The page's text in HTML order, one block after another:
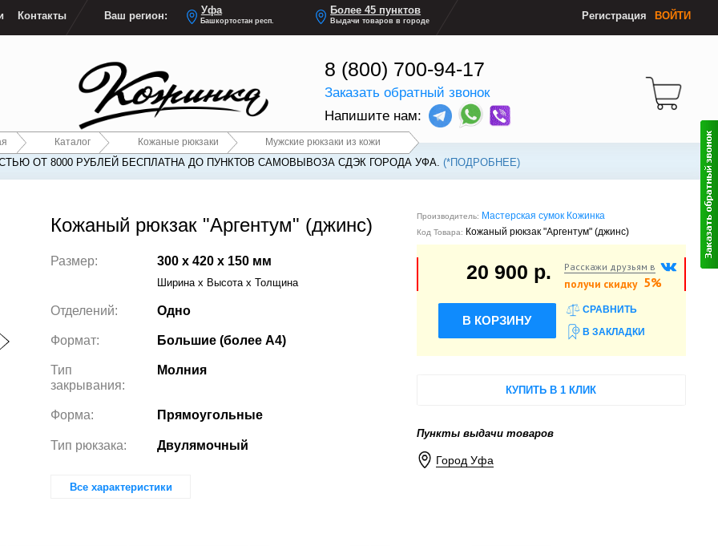
Контакты Ваш регион: Уфа
Башкортостан респ.
Более 45 пунктов
Выдачи товаров в городе Регистрация ВОЙТИ
8 (800) 700-94-17
Заказать обратный звонок
Напишите нам:
Каталог Кожаные рюкзаки Мужские рюкзаки из кожи
ОТ 8000 РУБЛЕЙ БЕСПЛАТНА ДО ПУНКТОВ САМОВЫВОЗА СДЭК ГОРОДА УФА. (*ПОДРОБНЕЕ)
Кожаный рюкзак "Аргентум" (джинс)
Размер: 300 x 420 x 150 мм
Ширина x Высота x Толщина
Отделений: Одно
Формат: Большие (более А4)
Тип
закрывания:
Молния
Форма: Прямоугольные
Тип рюкзака: Двулямочный
Все характеристики
Производитель: Мастерская сумок Кожинка
Код Товара: Кожаный рюкзак "Аргентум" (джинс)
20 900 р. Расскажи друзьям в
получи скидку 5%
В КОРЗИНУ
СРАВНИТЬ
В ЗАКЛАДКИ
КУПИТЬ В 1 КЛИК
Пункты выдачи товаров
Город Уфа